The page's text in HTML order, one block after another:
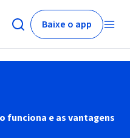
Baixe o app
funciona e as vantagens